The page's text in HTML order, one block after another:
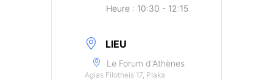
Heure : 10:30 - 12:15
LIEU
Le Forum d'Athènes
Agias Filotheis 17, Plaka